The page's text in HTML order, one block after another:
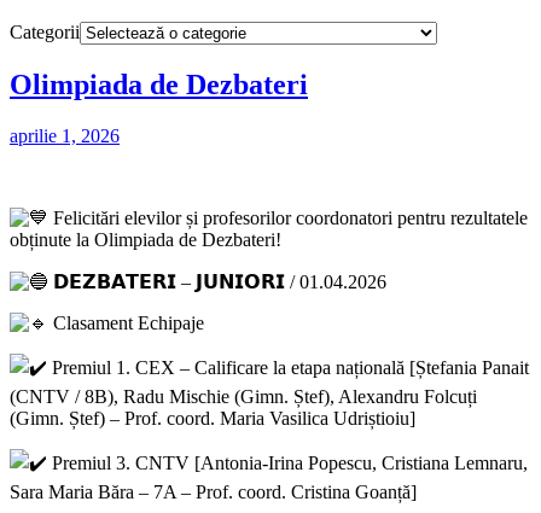
Categorii
Olimpiada de Dezbateri
aprilie 1, 2026
Felicitări elevilor și profesorilor coordonatori pentru rezultatele
obținute la Olimpiada de Dezbateri!
𝗗𝗘𝗭𝗕𝗔𝗧𝗘𝗥𝗜 – 𝗝𝗨𝗡𝗜𝗢𝗥𝗜 / 01.04.2026
Clasament Echipaje
Premiul 1. CEX – Calificare la etapa națională [Ștefania Panait
(CNTV / 8B), Radu Mischie (Gimn. Ștef), Alexandru Folcuți
(Gimn. Ștef) – Prof. coord. Maria Vasilica Udriștioiu]
Premiul 3. CNTV [Antonia-Irina Popescu, Cristiana Lemnaru,
Sara Maria Băra – 7A – Prof. coord. Cristina Goanță]